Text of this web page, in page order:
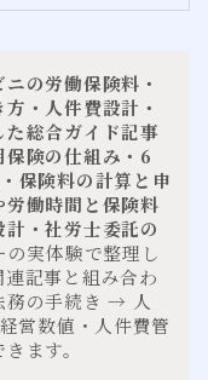
の労働保険料・
・人件費設計・
総合ガイド記事
険の仕組み・6
保険料の計算と申
働時間と保険料
・社労士委託の
の実体験で整理し
記事と組み合わ
務の手続き → 人
営数値・人件費管
ます。